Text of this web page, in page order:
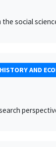
social
HISTORY AND